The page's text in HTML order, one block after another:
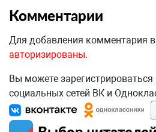
Комментарии
Для добавления комментария
авторизированы.
Вы можете
социальных сетей ВК и